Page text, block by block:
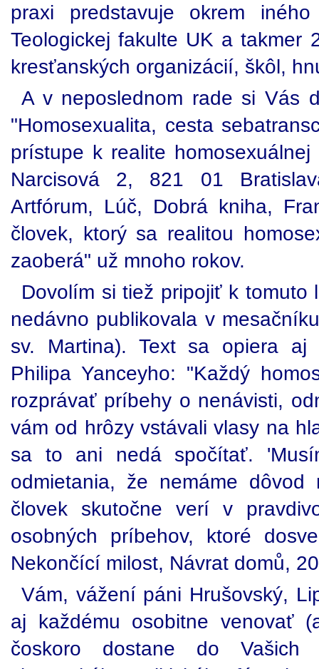
praxi predstavuje okrem
Teologickej fakulte UK a takmer
kresťanských organizácií, škôl,
A v neposlednom rade si Vás
"Homosexualita, cesta
prístupe k realite
Narcisová 2, 821 01
Artfórum, Lúč, Dobrá kniha,
človek, ktorý sa realitou
zaoberá" už mnoho rokov.
Dovolím si tiež pripojiť k tomuto
nedávno publikovala v
sv. Martina). Text sa opiera aj
Philipa Yanceyho: "Každý
rozprávať príbehy o nenávisti,
vám od hrôzy vstávali vlasy na
sa to ani nedá spočítať.
odmietania, že nemáme
človek skutočne verí v
osobných príbehov, ktoré
Nekončící milost, Návrat domů,
Vám, vážení páni Hrušovský,
aj každému osobitne venovať
čoskoro dostane do Vašich